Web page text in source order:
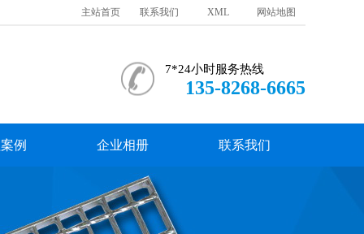
主站首页 联系我们 XML 网站地图
7*24小时服务热线
135-8268-6665
例 企业相册 联系我们